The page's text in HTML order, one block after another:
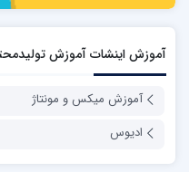
آموزش اینشات آموزش
آموزش میکس و مونتاژ
ادیوس